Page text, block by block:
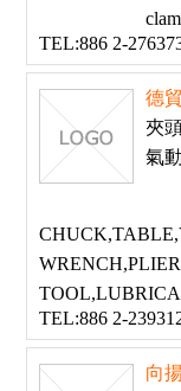
TEL:886 2-
德
夾
氣
TEL:886 2-
向